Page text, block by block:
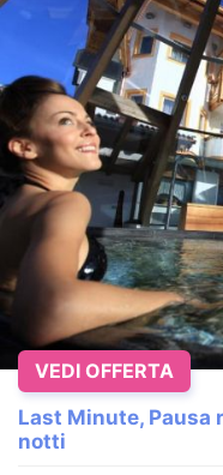
Last Minute, Pausa
notti
VEDI OFFERTA